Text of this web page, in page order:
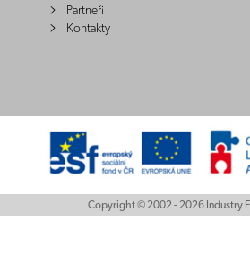
Partneři
Kontakty
Copyright © 2002 - 2026 Industry